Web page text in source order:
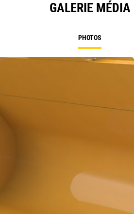
GALERIE MÉDIA
PHOTOS